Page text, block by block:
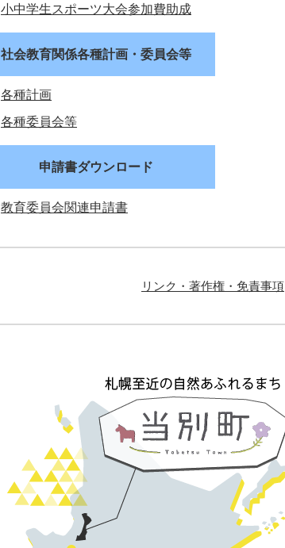
小中学生スポーツ大会参加費助成
社会教育関係各種計画・委員会等
各種計画
各種委員会等
申請書ダウンロード
教育委員会関連申請書
リンク・著作権・免責事項